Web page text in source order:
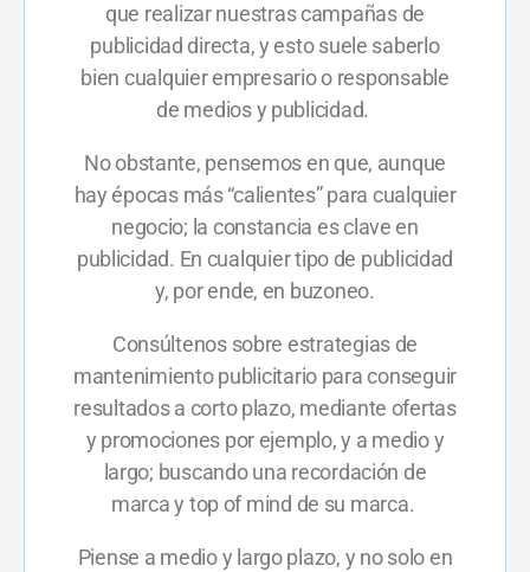
que realizar nuestras campañas de
publicidad directa, y esto suele saberlo
bien cualquier empresario o responsable
de medios y publicidad.
No obstante, pensemos en que, aunque
hay épocas más “calientes” para cualquier
negocio; la constancia es clave en
publicidad. En cualquier tipo de publicidad
y, por ende, en buzoneo.
Consúltenos sobre estrategias de
mantenimiento publicitario para conseguir
resultados a corto plazo, mediante ofertas
y promociones por ejemplo, y a medio y
largo; buscando una recordación de
marca y top of mind de su marca.
Piense a medio y largo plazo, y no solo en